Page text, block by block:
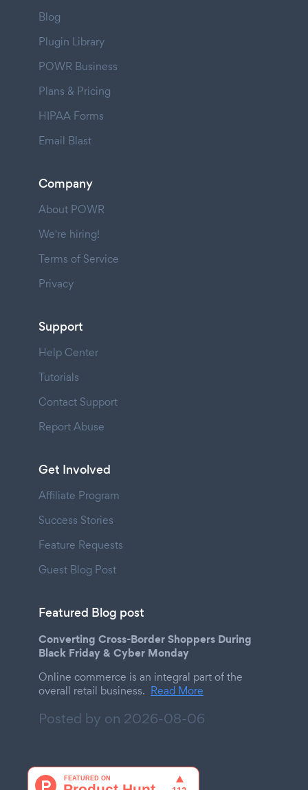
Blog
Plugin Library
POWR Business
Plans & Pricing
HIPAA Forms
Email Blast
Company
About POWR
We're hiring!
Terms of Service
Privacy
Support
Help Center
Tutorials
Contact Support
Report Abuse
Get Involved
Affiliate Program
Success Stories
Feature Requests
Guest Blog Post
Featured Blog post
Converting Cross-Border Shoppers During
Black Friday & Cyber Monday
Online commerce is an integral part of the
overall retail business. Read More
Posted by on 2026-08-06